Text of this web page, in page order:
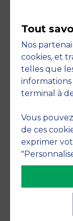
Tout
Nos
cookies, et
telles que
terminal à
Vous
de ces
exprimer